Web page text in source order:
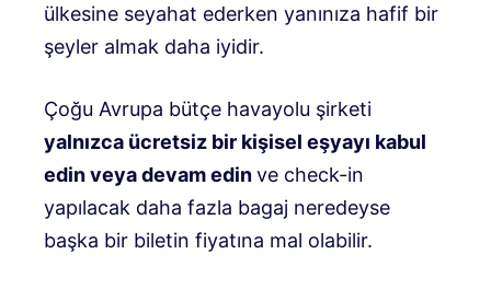
ülkesine seyahat ederken yanınıza hafif bir
şeyler almak daha iyidir.
Çoğu Avrupa bütçe havayolu şirketi
yalnızca ücretsiz bir kişisel eşyayı kabul
edin veya devam edinve check-in
yapılacak daha fazla bagaj neredeyse
başka bir biletin fiyatına mal olabilir.